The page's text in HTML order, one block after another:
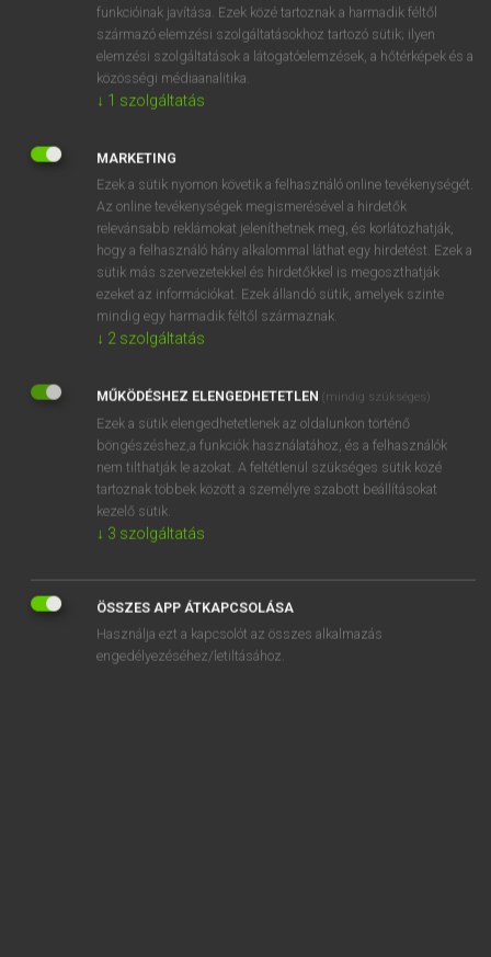
DÍJMENTES ANGOL SZÓTÁR
kávéskanál
kávéskanna
kávéskészlet
kávészünet
kávéültetvény
SZOTAR.NET APPLIKÁCIÓ
ONLINE NYELVVIZSGA
funkcióinak javítása. Ezek közé tartoznak a harmadik féltől
származó elemzési szolgáltatásokhoz tartozó sütik; ilyen
elemzési szolgáltatások a látogatóelemzések, a hőtérképek és a
közösségi médiaanalitika.
↓ 1 szolgáltatás
MARKETING
Ezek a sütik nyomon követik a felhasználó online tevékenységét.
Az online tevékenységek megismerésével a hirdetők
relevánsabb reklámokat jeleníthetnek meg, és korlátozhatják,
hogy a felhasználó hány alkalommal láthat egy hirdetést. Ezek a
sütik más szervezetekkel és hirdetőkkel is megoszthatják
ezeket az információkat. Ezek állandó sütik, amelyek szinte
mindig egy harmadik féltől származnak.
↓ 2 szolgáltatás
MŰKÖDÉSHEZ ELENGEDHETETLEN (mindig szükséges)
Ezek a sütik elengedhetetlenek az oldalunkon történő
böngészéshez,a funkciók használatához, és a felhasználók
nem tilthatják le azokat. A feltétlenül szükséges sütik közé
tartoznak többek között a személyre szabott beállításokat
kezelő sütik.
↓ 3 szolgáltatás
ÖSSZES APP ÁTKAPCSOLÁSA
Használja ezt a kapcsolót az összes alkalmazás
engedélyezéséhez/letiltásához.